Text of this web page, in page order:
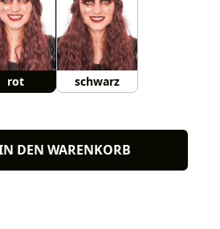
rot schwarz
DEN WARENKORB